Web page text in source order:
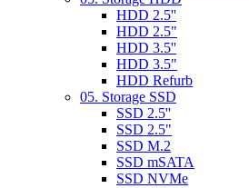
HDD 2.5''
HDD 2.5"
HDD 3.5''
HDD 3.5"
HDD Refurb
05. Storage SSD
SSD 2.5''
SSD 2.5"
SSD M.2
SSD mSATA
SSD NVMe